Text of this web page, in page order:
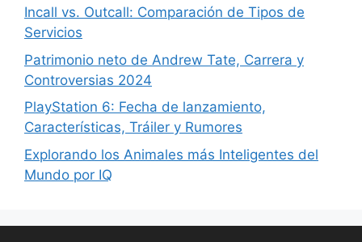
Incall vs. Outcall: Comparación de Tipos de
Servicios
Patrimonio neto de Andrew Tate, Carrera y
Controversias 2024
PlayStation 6: Fecha de lanzamiento,
Características, Tráiler y Rumores
Explorando los Animales más Inteligentes del
Mundo por IQ